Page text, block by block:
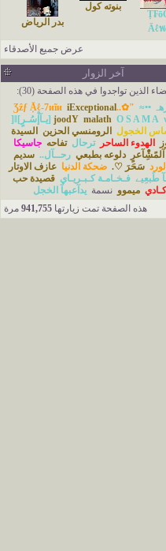
Āℓพ
بنوته كول
بدر الرياض
عرض جميع الأصدقاء
آخر الزوار
الذين تواجدوا في هذه الصفحة (30):
••≈
"✿..Ʒẑƒ Ặℓ-7иĩи
iExceptional
joodY malath O S A M A
الخجول
الرومنسي الحزين
السيدة
الهدوء الساحر ترحال تفاحه جاسيكا
دلوعه بطبعي رحــآل.. سديم
سَحَرَ ♡. ضحكة الدنيا عازف الاوتار
طَبعِيے فـخـامـة كـبـريـاي قصيدة حب
كـادي ميموو نسمة يدآعبهآ الخجل
هذه الصفحة تمت زيارتها 941,755 مرة